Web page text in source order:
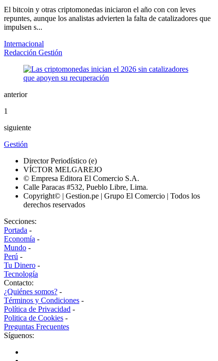
El bitcoin y otras criptomonedas iniciaron el año con con leves
repuntes, aunque los analistas advierten la falta de catalizadores que
impulsen s...
Internacional
Redacción Gestión
anterior
1
siguiente
Gestión
Director Periodístico (e)
VÍCTOR MELGAREJO
© Empresa Editora El Comercio S.A.
Calle Paracas #532, Pueblo Libre, Lima.
Copyright© | Gestion.pe | Grupo El Comercio | Todos los
derechos reservados
Secciones:
Portada -
Economía -
Mundo -
Perú -
Tu Dinero -
Tecnología
Contacto:
¿Quiénes somos? -
Términos y Condiciones -
Política de Privacidad -
Politica de Cookies -
Preguntas Frecuentes
Síguenos: